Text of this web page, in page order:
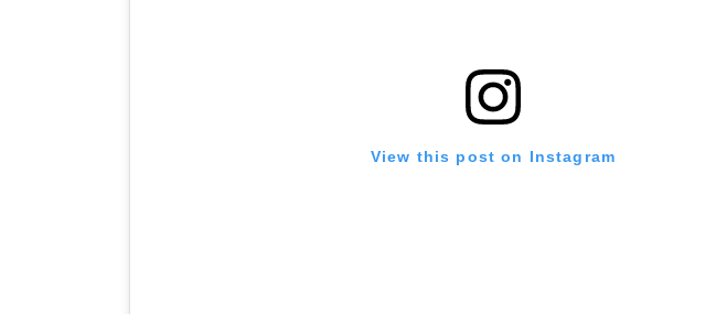
View this post on Instagram